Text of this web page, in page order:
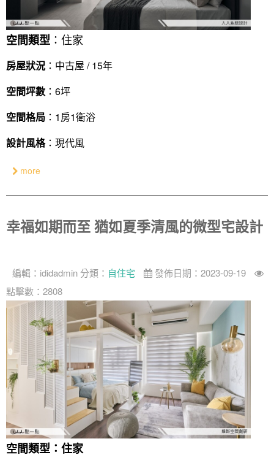
空間類型 ：住家
房屋狀況 ：中古屋 / 15年
空間坪數 ：6坪
空間格局 ：1房1衛浴
設計風格：現代風
more
幸福如期而至 猶如夏季清風的微型宅設計
編輯： ididadmin 分類： 自住宅
發佈日期：2023-09-19
點擊數：2808
空間類型：住家